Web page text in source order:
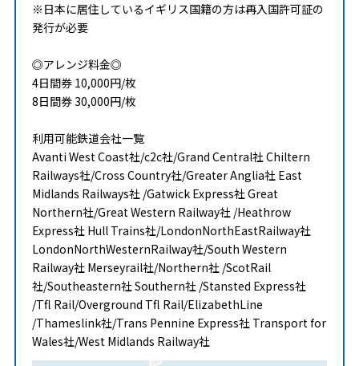
※日本に居住しているイギリス国籍の方は再入国許可証の
発行が必要
◎アレンジ料金◎
4日間券 10,000円/枚
8日間券 30,000円/枚
利用可能鉄道会社一覧
Avanti West Coast社/c2c社/Grand Central社 Chiltern
Railways社/Cross Country社/Greater Anglia社 East
Midlands Railways社 /Gatwick Express社 Great
Northern社/Great Western Railway社 /Heathrow
Express社 Hull Trains社/LondonNorthEastRailway社
LondonNorthWesternRailway社/South Western
Railway社 Merseyrail社/Northern社 /ScotRail
社/Southeastern社 Southern社 /Stansted Express社
/Tfl Rail/Overground Tfl Rail/ElizabethLine
/Thameslink社/Trans Pennine Express社 Transport for
Wales社/West Midlands Railway社